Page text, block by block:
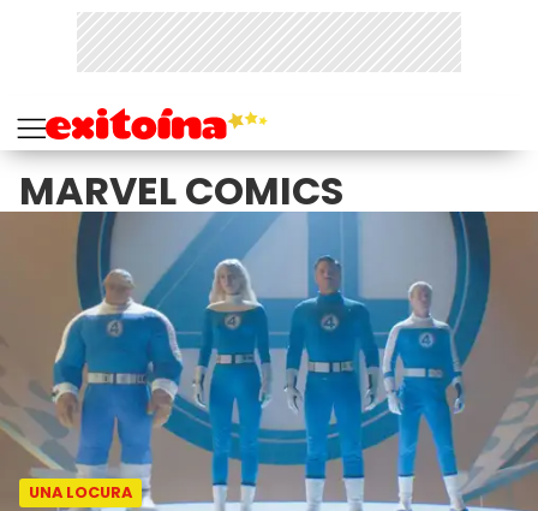
MARVEL COMICS
UNA LOCURA